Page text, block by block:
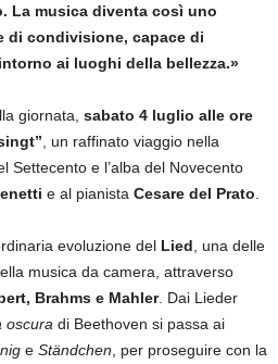
La musica diventa così uno
di condivisione, capace di
ai luoghi della bellezza.»
giornata, sabato 4 luglio alle ore
, un raffinato viaggio nella
Settecento e l’alba del Novecento
e al pianista Cesare del Prato
evoluzione del Lied , una delle
musica da camera, attraverso
Brahms e Mahler. Dai Lieder
oscura di Beethoven si passa ai
e Ständchen , per proseguire con la